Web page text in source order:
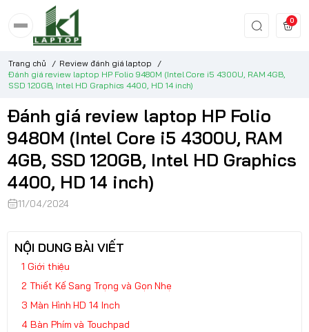
0
Trang chủ / Review đánh giá laptop
/
Đánh giá review laptop HP Folio 9480M (Intel Core i5 4300U, RAM 4GB,
SSD 120GB, Intel HD Graphics 4400, HD 14 inch)
Đánh giá review laptop HP Folio
9480M (Intel Core i5 4300U, RAM
4GB, SSD 120GB, Intel HD Graphics
4400, HD 14 inch)
11/04/2024
NỘI DUNG BÀI VIẾT
Giới thiệu
Thiết Kế Sang Trọng và Gọn Nhẹ
Màn Hình HD 14 Inch
Bàn Phím và Touchpad